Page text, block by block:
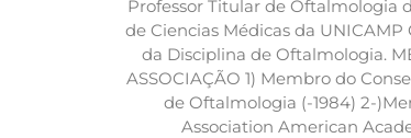
Professor Titular de Oftalmologia
de Ciencias Médicas da
da Disciplina de Oftalmologia.
ASSOCIAÇÃO 1) Membro do
de Oftalmologia (-1984) 2-
Association American